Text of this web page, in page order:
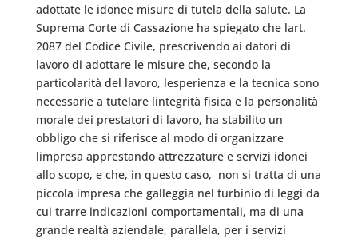
adottate le idonee misure di tutela della salute. La
Suprema Corte di Cassazione ha spiegato che lart.
2087 del Codice Civile, prescrivendo ai datori di
lavoro di adottare le misure che, secondo la
particolarità del lavoro, lesperienza e la tecnica sono
necessarie a tutelare lintegrità fisica e la personalità
morale dei prestatori di lavoro, ha stabilito un
obbligo che si riferisce al modo di organizzare
limpresa apprestando attrezzature e servizi idonei
allo scopo, e che, in questo caso,  non si tratta di una
piccola impresa che galleggia nel turbinio di leggi da
cui trarre indicazioni comportamentali, ma di una
grande realtà aziendale, parallela, per i servizi